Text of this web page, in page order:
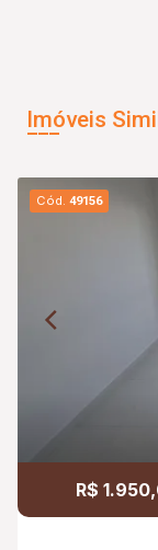
Imóveis
Cód.49156
R$